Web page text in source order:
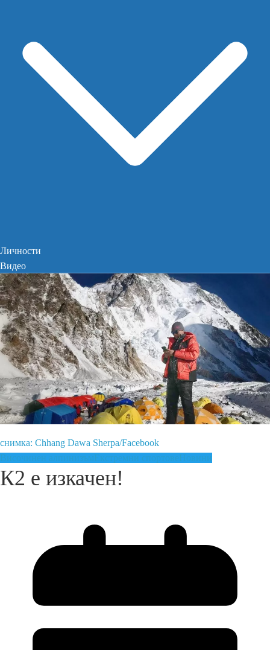
Личности
Видео
снимка: Chhang Dawa Sherpa/Facebook
Височинен алпинизъмЕкстремни спортовеНовини
К2 е изкачен!